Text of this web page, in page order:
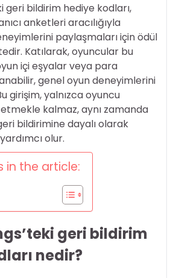
geri bildirim hediye kodları,
anketleri aracılığıyla
paylaşmaları için ödül
Katılarak, oyuncular bu
içi eşyalar veya para
genel oyun deneyimlerini
girişim, yalnızca oyuncu
etmekle kalmaz, aynı zamanda
bildirimine dayalı olarak
olur.
in the article:
geri bildirim
nedir?